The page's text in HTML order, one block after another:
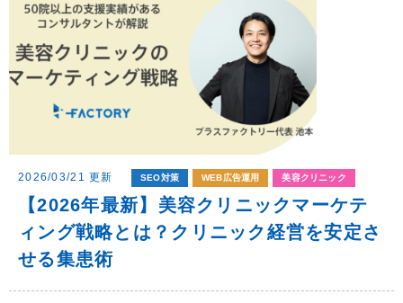
2026/03/21 更新 SEO対策 WEB広告運用 美容クリニック
【2026年最新】美容クリニックマーケテ
ィング戦略とは？クリニック経営を安定さ
せる集患術